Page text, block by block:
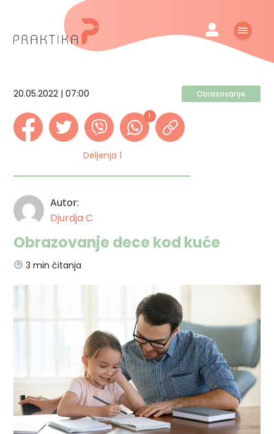
20.05.2022 | 07:00 Obrazovanje
1
Deljenja 1
Autor:
Djurdja C
Obrazovanje dece kod kuće
3 min čitanja